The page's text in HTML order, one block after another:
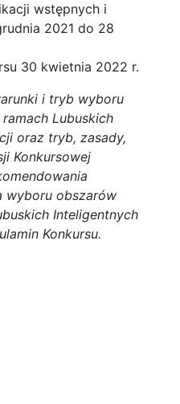
wstępnych i
2021 do 28
30 kwietnia 2022 r.
i tryb wyboru
Lubuskich
oraz tryb, zasady,
Konkursowej
wyboru obszarów
Inteligentnych
Konkursu.